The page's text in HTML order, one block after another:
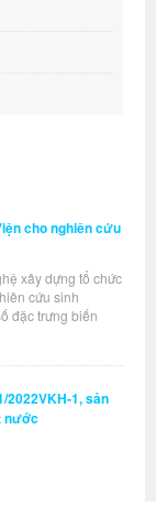
cho nghiên cứu
xây dựng tổ chức
cứu sinh
đặc trưng biến
2022VKH-1, sản
nước